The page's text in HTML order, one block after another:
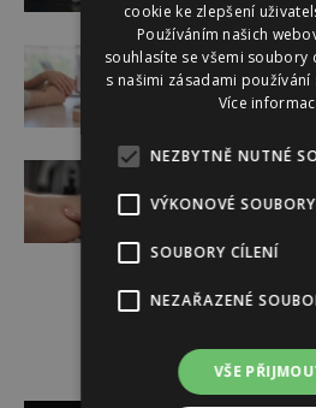
Těhotenství
Pomáhá
Lymfatický
Využijte
cookie ke zlepšení
Používáním našich
souhlasíte se všemi soubory
s našimi zásadami
Více
NEZBYTNĚ NUTNÉ
VÝKONOVÉ SOUBORY
SOUBORY CÍLENÍ
NEZAŘAZENÉ
VŠE